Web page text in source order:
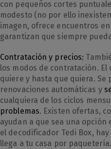
con pequeños cortes
modesto (no por ello
imagen, ofrece encuentros en
garantizan que siempre
Contratación y precios:
los modos de contratación.
quiere y hasta que quiera. Se
renovaciones automáticas y
cualquiera de los ciclos
problemas. Existen ofertas,
ayudan a que sea una opción
el decodificador Tedi Box,
llega a tu casa por